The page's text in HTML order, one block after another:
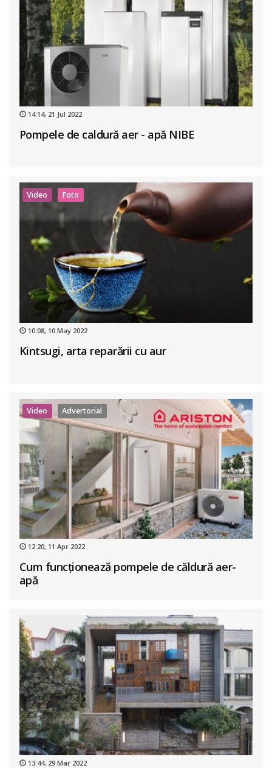
14:14, 21 Jul 2022
Pompele de caldură aer - apă NIBE
Video Foto
10:08, 10 May 2022
Kintsugi, arta reparării cu aur
Video Advertorial
12:20, 11 Apr 2022
Cum funcționează pompele de căldură aer-
apă
13:44, 29 Mar 2022